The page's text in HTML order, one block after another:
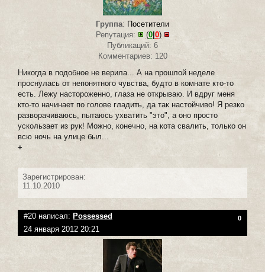
Группа: Посетители
Репутация:
(0| 0)
Публикаций: 6
Комментариев: 120
Никогда в подобное не верила... А на прошлой неделе
проснулась от непонятного чувства, будто в комнате кто-то
есть. Лежу настороженно, глаза не открываю. И вдруг меня
кто-то начинает по голове гладить, да так настойчиво! Я резко
разворачиваюсь, пытаюсь ухватить "это", а оно просто
ускользает из рук! Можно, конечно, на кота свалить, только он
всю ночь на улице был...
+
Зарегистрирован:
11.10.2010
#20 написал: Possessed 0
24 января 2012 20:21